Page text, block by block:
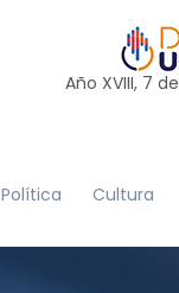
Año XVIII, 7 de
Política Cultura